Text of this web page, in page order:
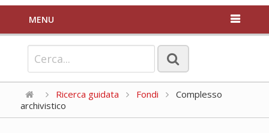
MENU
Ricerca guidata Fondi
Complesso
archivistico